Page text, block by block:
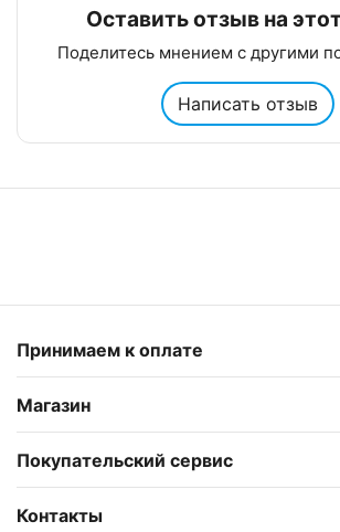
Оставить отзыв на
Поделитесь мнением с другими
Написать отзыв
Принимаем к оплате
Магазин
Покупательский сервис
Контакты